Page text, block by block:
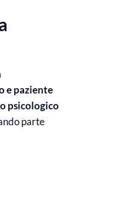
e paziente
psicologico
parte